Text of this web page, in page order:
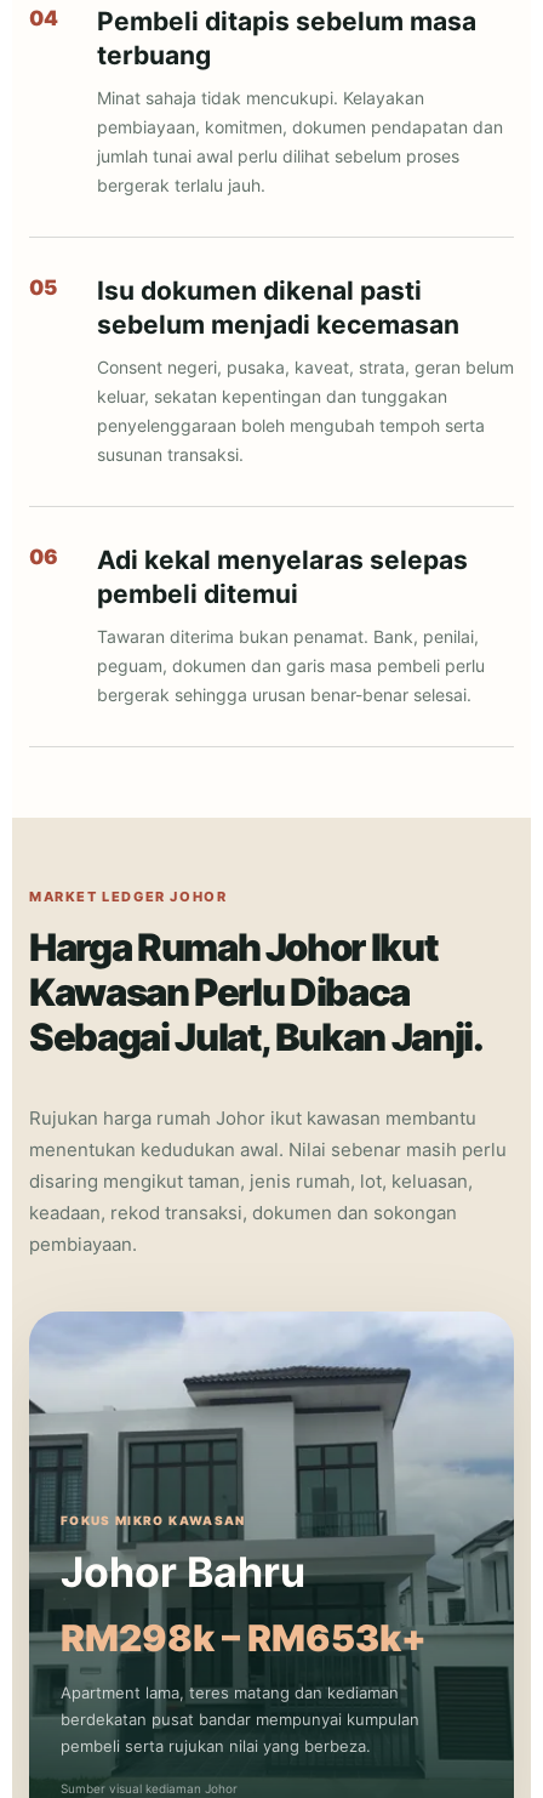
Pembeli ditapis sebelum masa
terbuang
Minat sahaja tidak mencukupi. Kelayakan
pembiayaan, komitmen, dokumen pendapatan dan
jumlah tunai awal perlu dilihat sebelum proses
bergerak terlalu jauh.
Isu dokumen dikenal pasti
sebelum menjadi kecemasan
Consent negeri, pusaka, kaveat, strata, geran belum
keluar, sekatan kepentingan dan tunggakan
penyelenggaraan boleh mengubah tempoh serta
susunan transaksi.
Adi kekal menyelaras selepas
pembeli ditemui
Tawaran diterima bukan penamat. Bank, penilai,
peguam, dokumen dan garis masa pembeli perlu
bergerak sehingga urusan benar-benar selesai.
MARKET LEDGER JOHOR
Harga Rumah Johor Ikut
Kawasan Perlu Dibaca
Sebagai Julat, Bukan Janji.
Rujukan harga rumah Johor ikut kawasan membantu
menentukan kedudukan awal. Nilai sebenar masih perlu
disaring mengikut taman, jenis rumah, lot, keluasan,
keadaan, rekod transaksi, dokumen dan sokongan
pembiayaan.
FOKUS MIKRO KAWASAN
Johor Bahru
RM298k – RM653k+
Apartment lama, teres matang dan kediaman
berdekatan pusat bandar mempunyai kumpulan
pembeli serta rujukan nilai yang berbeza.
Sumber visual kediaman Johor